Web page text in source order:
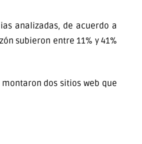
analizadas, de acuerdo a
subieron entre 11% y 41%
dos sitios web que